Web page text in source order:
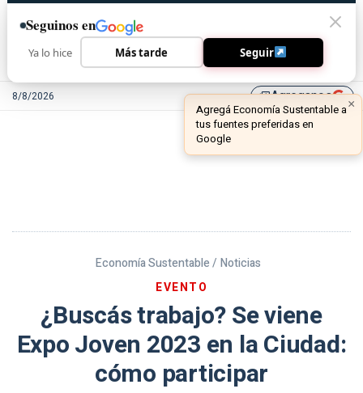
8/8/2026 library_addAgreganos
Economía Sustentable / Noticias
EVENTO
¿Buscás trabajo? Se viene
Expo Joven 2023 en la Ciudad:
cómo participar
Seguinos en
Ya lo hice Más tarde Seguir